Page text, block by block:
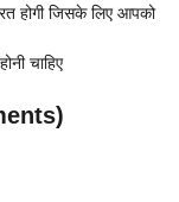
होगी जिसके लिए आपको
चाहिए